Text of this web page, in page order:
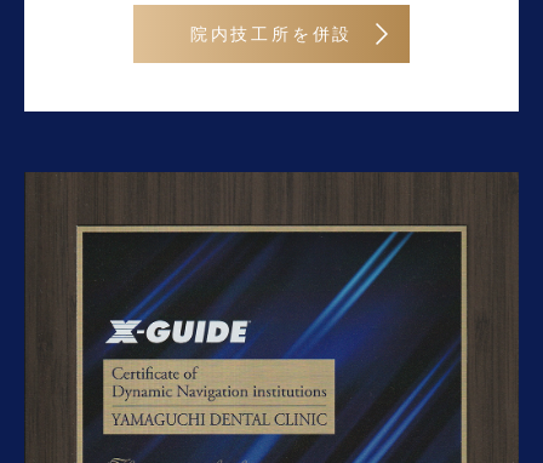
院内技工所を併設